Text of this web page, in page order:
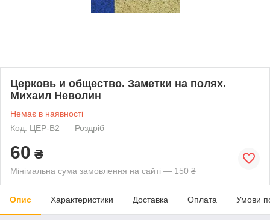
Церковь и общество. Заметки на полях.
Михаил Неволин
Немає в наявності
Код: ЦЕР-В2
Роздріб
60 ₴
Мінімальна сума замовлення на сайті — 150 ₴
Опис Характеристики Доставка Оплата Умови